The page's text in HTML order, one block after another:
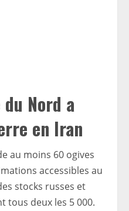
du Nord a
en Iran
au moins 60 ogives
accessibles au
stocks russes et
tous deux les 5 000.